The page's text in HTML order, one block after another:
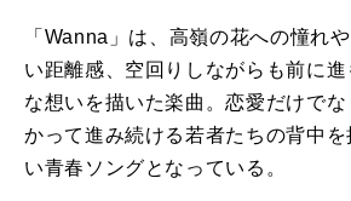
「 Wanna 」は、高嶺の花への憧れ
い距離感、空回りしながらも前に
な想いを描いた楽曲。恋愛だけで
かって進み続ける若者たちの背中を
い青春ソングとなっている。